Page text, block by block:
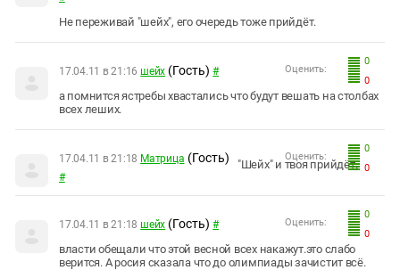
Не переживай "шейх", его очередь тоже прийдёт.
0
0
Оценить:
17.04.11 в 21:16 шейх (Гость) #
а помнится ястребы хвастались что будут вешать на столбах
всех леших.
0
0
Оценить:
17.04.11 в 21:18 Матрица (Гость)
#
"Шейх" и твоя прийдёт.
0
0
Оценить:
17.04.11 в 21:18 шейх (Гость) #
власти обещали что этой весной всех накажут.это слабо
верится. А росия сказала что до олимпиады зачистит всё.